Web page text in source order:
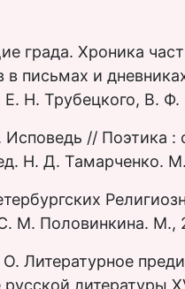
града. Хроника
в письмах и
Е. Н. Трубецкого, В.
Исповедь // Поэтика :
Н. Д. Тамарченко.
М. Половинкина. М.,
Литературное
русской литературы